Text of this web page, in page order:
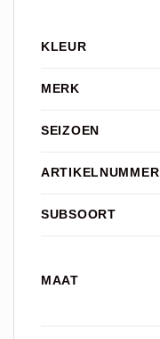
KLEUR
MERK
SEIZOEN
ARTIKELNUMMER
SUBSOORT
MAAT